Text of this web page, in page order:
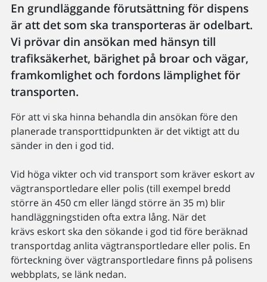
En grundläggande förutsättning för dispens
är att det som ska transporteras är odelbart.
Vi prövar din ansökan med hänsyn till
trafiksäkerhet, bärighet på broar och vägar,
framkomlighet och fordons lämplighet för
transporten.
För att vi ska hinna behandla din ansökan före den
planerade transporttidpunkten är det viktigt att du
sänder in den i god tid.
Vid höga vikter och vid transport som kräver eskort av
vägtransportledare eller polis (till exempel bredd
större än 450 cm eller längd större än 35 m) blir
handläggningstiden ofta extra lång. När det
krävs eskort ska den sökande i god tid före beräknad
transportdag anlita vägtransportledare eller polis. En
förteckning över vägtransportledare finns på polisens
webbplats, se länk nedan.